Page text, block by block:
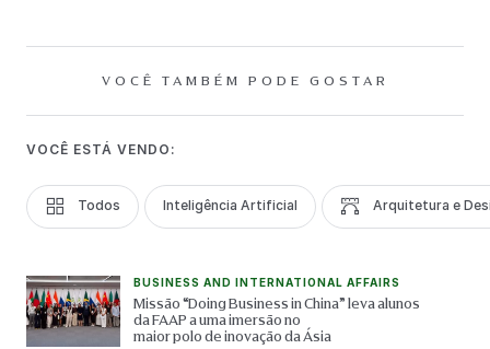
VOCÊ TAMBÉM PODE GOSTAR
VOCÊ ESTÁ VENDO:
Todos Inteligência Artificial Arquitetura e
BUSINESS AND INTERNATIONAL AFFAIRS
Missão “Doing Business in China” leva alunos
da FAAP a uma imersão no
maior polo de inovação da Ásia